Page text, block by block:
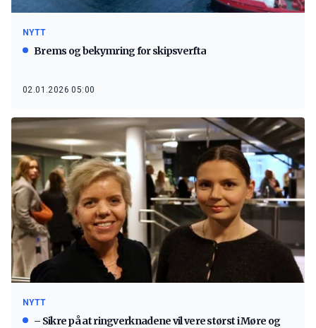
NYTT
Brems og bekymring for skipsverfta
02.01.2026 05:00
NYTT
– Sikre på at ringverknadene vil vere størst i Møre og